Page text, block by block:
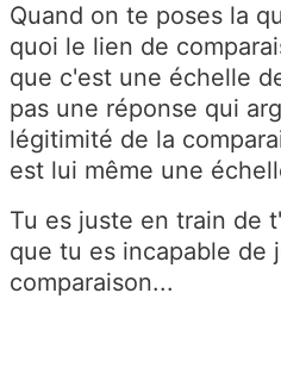
Quand on te poses la
quoi le lien de
que c'est une échelle
pas une réponse qui
légitimité de la
est lui même une
Tu es juste en train de
que tu es incapable de
comparaison...